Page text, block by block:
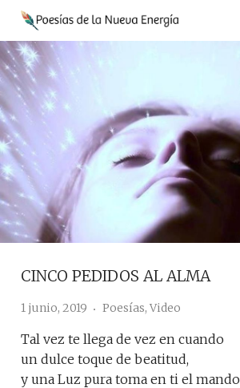
Saltar
contenido
CINCO PEDIDOS AL ALMA
1 junio, 2019 Poesías, Video
Tal vez te llega de vez en cuando
un dulce toque de beatitud,
y una Luz pura toma en ti el mando